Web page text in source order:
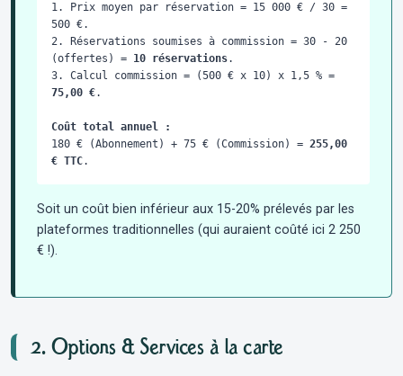
1. Prix moyen par réservation = 15 000 € / 30 =
500 €.
2. Réservations soumises à commission = 30 - 20
(offertes) = 10 réservations.
3. Calcul commission = (500 € x 10) x 1,5 % =
75,00 €.
Coût total annuel :
180 € (Abonnement) + 75 € (Commission) = 255,00
€ TTC.
Soit un coût bien inférieur aux 15-20% prélevés par les
plateformes traditionnelles (qui auraient coûté ici 2 250
€ !).
2. Options & Services à la carte